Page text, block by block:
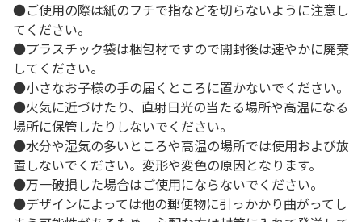
●ご使用の際は紙のフチで指などを切らないように注意し
てください。
●プラスチック袋は梱包材ですので開封後は速やかに廃棄
してください。
●小さなお子様の手の届くところに置かないでください。
●火気に近づけたり、直射日光の当たる場所や高温になる
場所に保管したりしないでください。
●水分や湿気の多いところや高温の場所では使用および放
置しないでください。変形や変色の原因となります。
●万一破損した場合はご使用にならないでください。
●デザインによっては他の郵便物に引っかかり曲がってし